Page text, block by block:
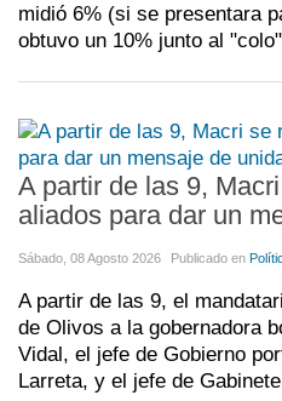
midió 6% (si se presentara
obtuvo un 10% junto al
A partir de las 9,
aliados para dar un
Sábado, 08 Agosto 2026 Publicado en
A partir de las 9, el
de Olivos a la gobernadora
Vidal, el jefe de Gobierno
Larreta, y el jefe de